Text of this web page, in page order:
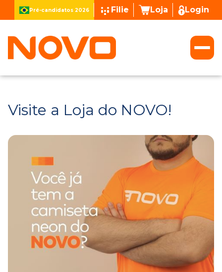
Pré-candidatos 2026 Filie Loja Login
Visite a Loja do NOVO!